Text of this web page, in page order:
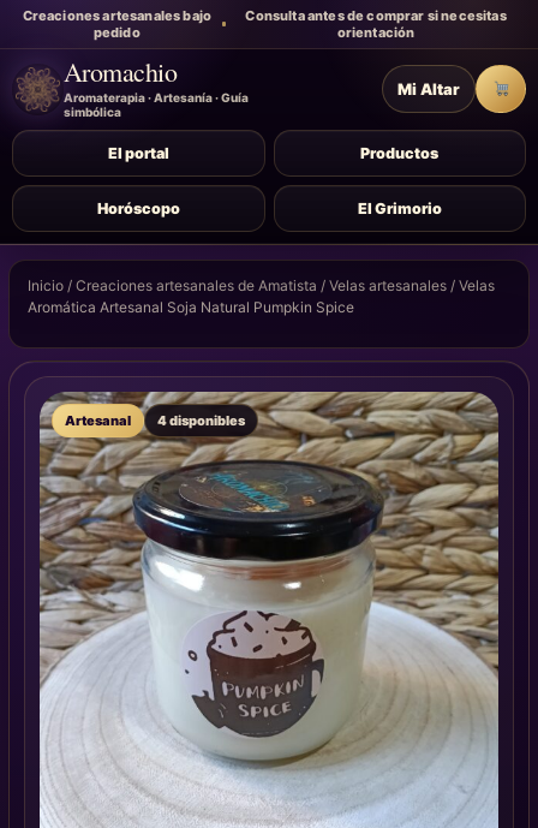
Creaciones artesanales bajo
pedido
Consulta antes de comprar si necesitas
orientación
Aromachio
Aromaterapia · Artesanía · Guía
simbólica
El portal Productos
Horóscopo El Grimorio
Mi Altar
Inicio / Creaciones artesanales de Amatista / Velas artesanales / Velas
Aromática Artesanal Soja Natural Pumpkin Spice
Artesanal 4 disponibles